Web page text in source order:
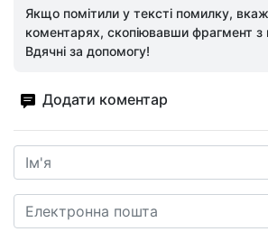
Якщо помітили у тексті помилку,
коментарях, скопіювавши фрагмент
Вдячні за допомогу!
Додати коментар